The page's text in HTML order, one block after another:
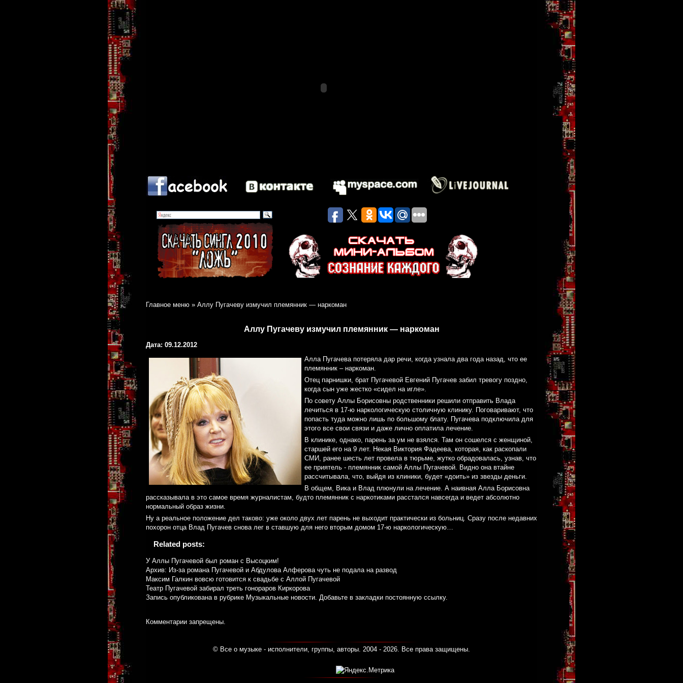
Главное меню » Аллу Пугачеву измучил племянник — наркоман
Аллу Пугачеву измучил племянник — наркоман
Дата: 09.12.2012
Алла Пугачева потеряла дар речи, когда узнала два года назад, что ее
племянник – наркоман.
Отец парнишки, брат Пугачевой Евгений Пугачев забил тревогу поздно,
когда сын уже жестко «сидел на игле».
По совету Аллы Борисовны родственники решили отправить Влада
лечиться в 17-ю наркологическую столичную клинику. Поговаривают, что
попасть туда можно лишь по большому блату. Пугачева подключила для
этого все свои связи и даже лично оплатила лечение.
В клинике, однако, парень за ум не взялся. Там он сошелся с женщиной,
старшей его на 9 лет. Некая Виктория Фадеева, которая, как раскопали
СМИ, ранее шесть лет провела в тюрьме, жутко обрадовалась, узнав, что
ее приятель - племянник самой Аллы Пугачевой. Видно она втайне
рассчитывала, что, выйдя из клиники, будет «доить» из звезды деньги.
В общем, Вика и Влад плюнули на лечение. А наивная Алла Борисовна
рассказывала в это самое время журналистам, будто племянник с наркотиками расстался навсегда и ведет абсолютно
нормальный образ жизни.
Ну а реальное положение дел таково: уже около двух лет парень не выходит практически из больниц. Сразу после недавних
похорон отца Влад Пугачев снова лег в ставшую для него вторым домом 17-ю наркологическую…
Related posts:
У Аллы Пугачевой был роман с Высоцким!
Архив: Из-за романа Пугачевой и Абдулова Алферова чуть не подала на развод
Максим Галкин вовсю готовится к свадьбе с Аллой Пугачевой
Театр Пугачевой забирал треть гонораров Киркорова
Запись опубликована в рубрике Музыкальные новости. Добавьте в закладки постоянную ссылку.
Комментарии запрещены.
© Все о музыке - исполнители, группы, авторы. 2004 - 2026. Все права защищены.